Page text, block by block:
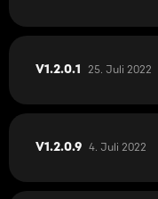
V1.2.0.1 25. Juli 2022
V1.2.0.9 4. Juli 2022